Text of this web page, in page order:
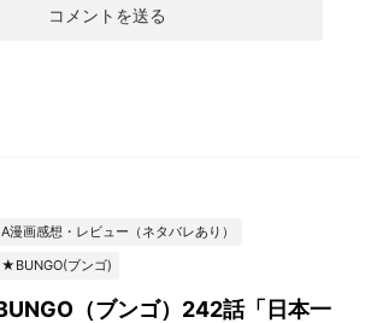
A漫画感想・レビュー（ネタバレあり）
★BUNGO(ブンゴ)
（ブンゴ）242話「日本一